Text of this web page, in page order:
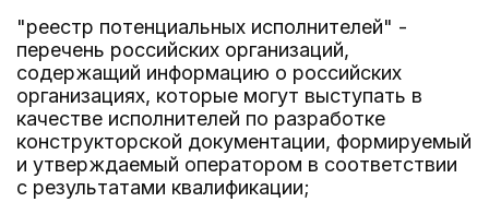
"реестр потенциальных исполнителей" -
перечень российских организаций,
содержащий информацию о российских
организациях, которые могут выступать в
качестве исполнителей по разработке
конструкторской документации, формируемый
и утверждаемый оператором в соответствии
с результатами квалификации;